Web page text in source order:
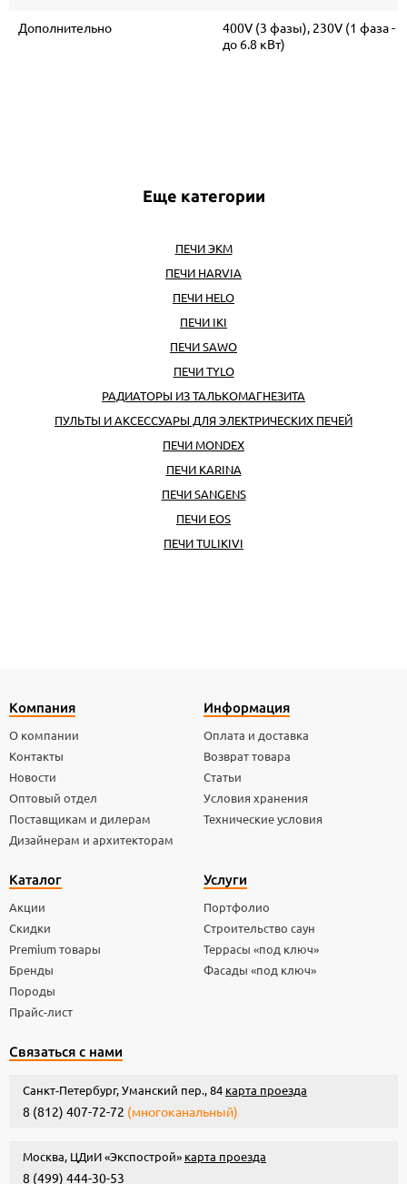
Дополнительно
400V (3 фазы), 230V (1 фаза -
до 6.8 кВт)
Еще категории
ПЕЧИ ЭКМ
ПЕЧИ HARVIA
ПЕЧИ HELO
ПЕЧИ IKI
ПЕЧИ SAWO
ПЕЧИ TYLO
РАДИАТОРЫ ИЗ ТАЛЬКОМАГНЕЗИТА
ПУЛЬТЫ И АКСЕССУАРЫ ДЛЯ ЭЛЕКТРИЧЕСКИХ ПЕЧЕЙ
ПЕЧИ MONDEX
ПЕЧИ KARINA
ПЕЧИ SANGENS
ПЕЧИ EOS
ПЕЧИ TULIKIVI
Компания
О компании
Контакты
Новости
Оптовый отдел
Поставщикам и дилерам
Дизайнерам и архитекторам
Информация
Оплата и доставка
Возврат товара
Статьи
Условия хранения
Технические условия
Каталог
Акции
Скидки
Premium товары
Бренды
Породы
Прайс-лист
Услуги
Портфолио
Строительство саун
Террасы «под ключ»
Фасады «под ключ»
Связаться с нами
Санкт-Петербург, Уманский пер., 84 карта проезда
8 (812) 407-72-72 (многоканальный)
Москва, ЦДиИ «Экспострой» карта проезда
8 (499) 444-30-53